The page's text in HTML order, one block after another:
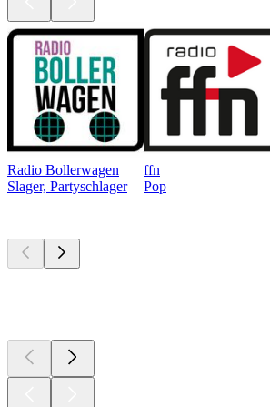
Radio Bollerwagen
Slager, Partyschlager
ffn
Pop